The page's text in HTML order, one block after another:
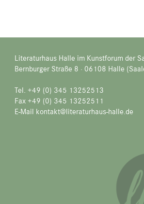
Literaturhaus Halle im Kunstforum der
Bernburger Straße 8 · 06108 Halle
Tel. +49 (0) 345 13252513
Fax +49 (0) 345 13252511
E-Mail kontakt@literaturhaus-halle.de